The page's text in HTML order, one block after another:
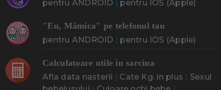
pentru ANDROID | pentru IOS (Apple)
"Eu, Mămica" pe telefonul tau
pentru ANDROID | pentru IOS (Apple)
Calculatoare utile in sarcina
Afla data nasterii | Cate Kg. in plus | Sexul